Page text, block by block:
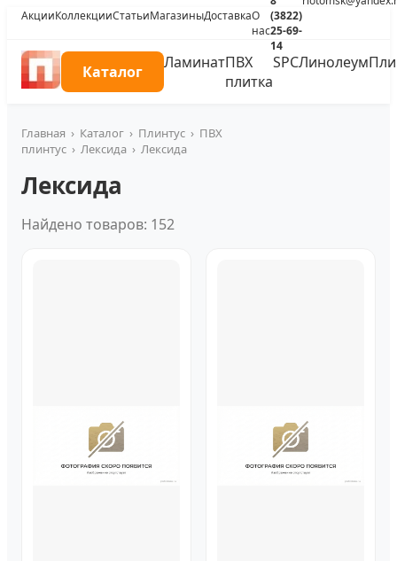
АкцииКоллекцииСтатьиМагазиныДоставкаО
нас
(3822)
25-69-
14
Каталог ЛаминатПВХ
плитка
SPCЛинолеум
Главная › Каталог › Плинтус › ПВХ
плинтус › Лексида › Лексида
Лексида
Найдено товаров: 152